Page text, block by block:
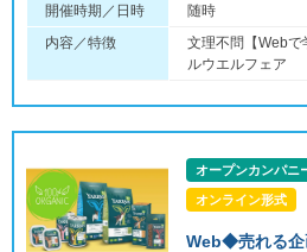
開催時期／日時
随時
内容／特徴
文理不問【Webで
ルウエルフェア
オープンカンパニ
オンライン形式
Web◆売れる企